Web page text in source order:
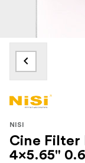
NISI
Cine Filter
4x5.65" 0.6